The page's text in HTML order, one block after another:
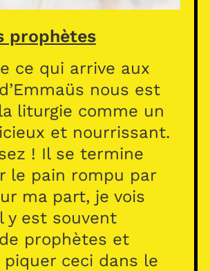
prophètes
ce qui arrive aux
nous est
liturgie comme un
et nourrissant.
! Il se termine
le pain rompu par
ma part, je vois
y est souvent
prophètes et
piquer ceci dans le